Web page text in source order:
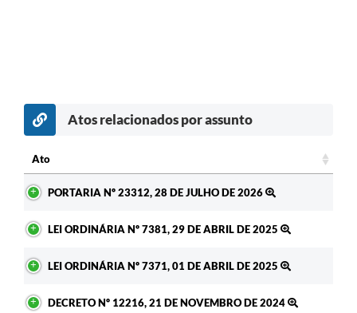
Atos relacionados por assunto
Ato
PORTARIA Nº 23312, 28 DE JULHO DE 2026
LEI ORDINÁRIA Nº 7381, 29 DE ABRIL DE 2025
LEI ORDINÁRIA Nº 7371, 01 DE ABRIL DE 2025
DECRETO Nº 12216, 21 DE NOVEMBRO DE 2024